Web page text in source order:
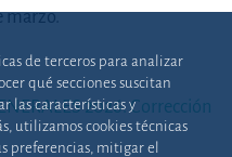
marzo.
2026. Corrección
de terceros para analizar
qué secciones suscitan
las características y
utilizamos cookies técnicas
preferencias, mitigar el